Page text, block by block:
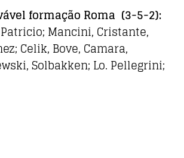
formação Roma (3-5-2):
Mancini, Cristante,
Celik, Bove, Camara,
Solbakken; Lo. Pellegrini;